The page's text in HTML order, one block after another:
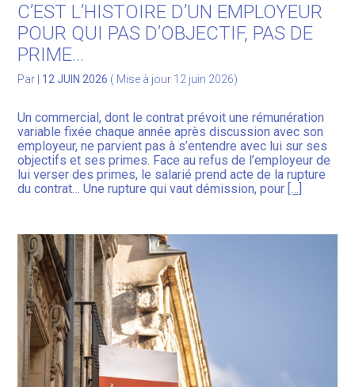
C’EST L’HISTOIRE D’UN EMPLOYEUR
POUR QUI PAS D’OBJECTIF, PAS DE
PRIME…
Par 12 JUIN 2026 ( Mise à jour 12 juin 2026)
Un commercial, dont le contrat prévoit une rémunération
variable fixée chaque année après discussion avec son
employeur, ne parvient pas à s’entendre avec lui sur ses
objectifs et ses primes. Face au refus de l’employeur de
lui verser des primes, le salarié prend acte de la rupture
du contrat… Une rupture qui vaut démission, pour […]